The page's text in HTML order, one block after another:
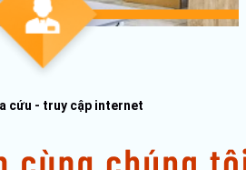
cứu - truy cập internet